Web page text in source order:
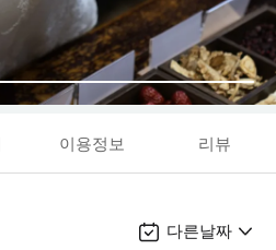
이용정보 리뷰
다른날짜